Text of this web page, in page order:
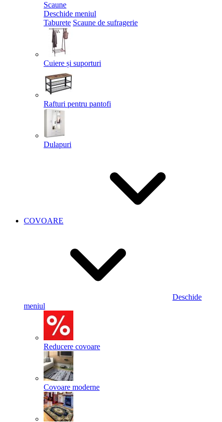
Scaune
Deschide meniul
Taburete Scaune de sufragerie
Cuiere și suporturi
Rafturi pentru pantofi
Dulapuri
COVOARE
Deschide
meniul
Reducere covoare
Covoare moderne